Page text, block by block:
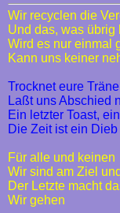
Wir recyclen die
Und das, was übrig
Wird es nur einmal
Kann uns keiner
Trocknet eure
Laßt uns Abschied
Ein letzter Toast,
Die Zeit ist ein Dieb
Für alle und keinen
Wir sind am Ziel
Der Letzte macht
Wir gehen